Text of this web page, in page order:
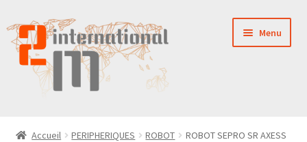
Aller
à
la
navigation
Aller
au
contenu
Menu
Accueil PERIPHERIQUES ROBOT
ROBOT SEPRO SR AXESS